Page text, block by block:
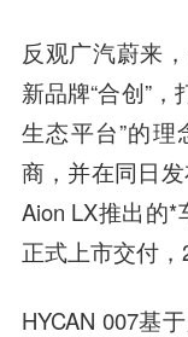
反观广汽蔚来
新品牌“合创”
生态平台”的
商，并在同日
Aion LX推出的*
正式上市交付，
HYCAN 007基于